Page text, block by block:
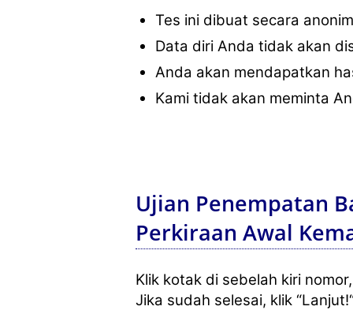
Tes ini dibuat secara
Data diri Anda tidak akan
Anda akan mendapatkan
Kami tidak akan meminta
Ujian Penempatan
Perkiraan Awal
Klik kotak di sebelah kiri
Jika sudah selesai, klik